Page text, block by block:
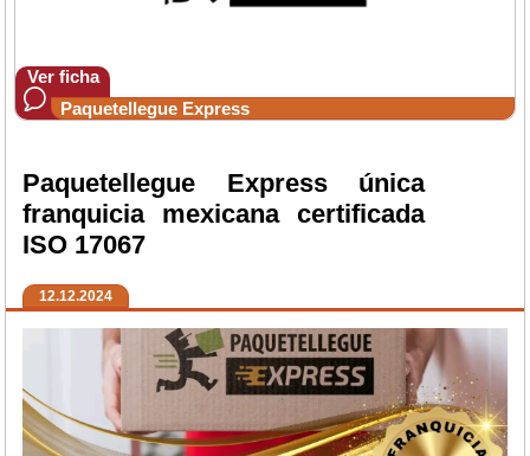
Ver ficha
Paquetellegue Express
Paquetellegue Express única
franquicia mexicana certificada
ISO 17067
12.12.2024